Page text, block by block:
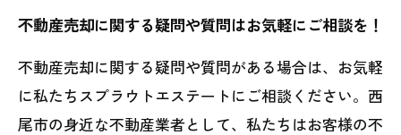
不動産売却に関する疑問や質問はお気軽にご相談を！
不動産売却に関する疑問や質問がある場合は、お気軽
に私たちスプラウトエステートにご相談ください。西
尾市の身近な不動産業者として、私たちはお客様の不